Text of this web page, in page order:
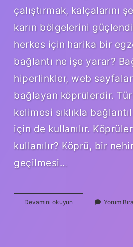
çalıştırmak, kalçalarını
karın bölgelerini
herkes için harika bir
bağlantı ne işe yarar?
hiperlinkler, web
bağlayan köprülerdir.
kelimesi sıklıkla
için de kullanılır.
kullanılır? Köprü, bir
geçilmesi…
Devamını okuyun
Özelliği
Yorum